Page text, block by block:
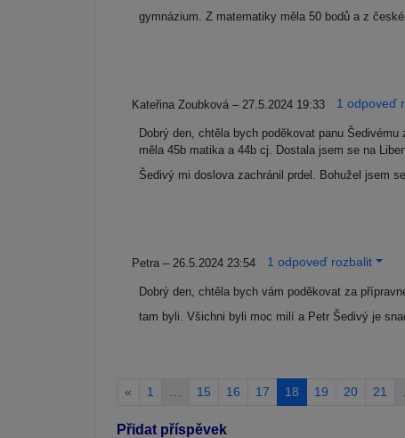
gymnázium. Z matematiky měla 50 bodů a z
Kateřina Zoubková – 27.5.2024 19:33 1 odpoveď
Dobrý den, chtěla bych poděkovat panu
měla 45b matika a 44b cj. Dostala jsem se na
Šedivý mi doslova zachránil prdel. Bohužel jsem
Petra – 26.5.2024 23:54 1 odpoveď rozbalit
Dobrý den, chtěla bych vám poděkovat za
tam byli. Všichni byli moc milí a Petr Šedivý je
« 1 15 16 17 18 19 20 21
Přidat příspěvek